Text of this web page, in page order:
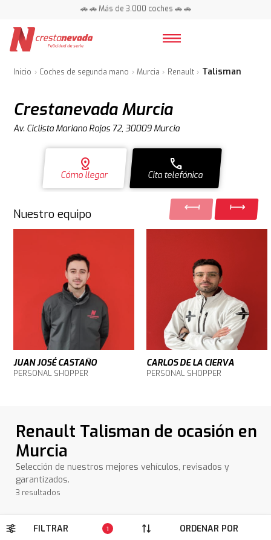
🚗 🚗 Más de 3.000 coches 🚗 🚗
Inicio Coches de segunda mano Murcia Renault Talisman
Crestanevada Murcia
Av. Ciclista Mariano Rojas 72, 30009 Murcia
distance
Cómo llegar
call
Cita telefónica
Nuestro equipo
JUAN JOSÉ CASTAÑO
PERSONAL SHOPPER
CARLOS DE LA CIERVA
PERSONAL SHOPPER
Renault Talisman de ocasión en
Murcia
Selección de nuestros mejores vehículos, revisados y
garantizados.
3 resultados
FILTRAR 1 ORDENAR POR